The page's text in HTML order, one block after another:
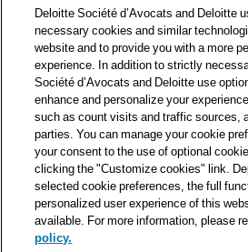
professionnels et à ce titre, travaille avec
et juristes de Deloitte situés dans 150
Les informations contenues sur ce blog
d’informer ses lecteurs de manière
en aucun cas se substituer à un conseil
professionnel en fonction d’une situation
particulier est apporté à la rédaction de
Deloitte Société d’Avocats décline toute
aux éventuelles erreurs et omissions
Deloitte Société d’Avocats and Deloitte
necessary cookies and similar
website and to provide you with a more
experience. In addition to strictly
Société d’Avocats and Deloitte use
enhance and personalize your
such as count visits and traffic sources,
parties. You can manage your cookie
your consent to the use of optional
clicking the "Customize cookies" link.
selected cookie preferences, the full
personalized user experience of this
available. For more information, please
policy.